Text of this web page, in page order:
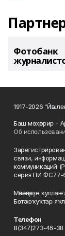
Фотобанк
1917-2026
Баш мөхәррир -
Об
связи,
коммуникаций
серия ПИ ФС77-
Мәҡәләләрҙе
Бөтә хоҡуҡтар
Телефон
8(347)273-46-38